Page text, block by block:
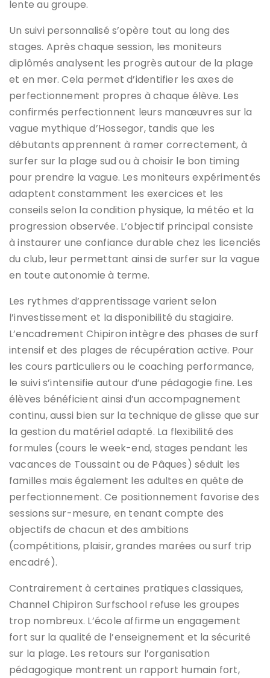
lente au groupe.
Un suivi personnalisé s’opère tout au long des
stages. Après chaque session, les moniteurs
diplômés analysent les progrès autour de la plage
et en mer. Cela permet d’identifier les axes de
perfectionnement propres à chaque élève. Les
confirmés perfectionnent leurs manœuvres sur la
vague mythique d’Hossegor, tandis que les
débutants apprennent à ramer correctement, à
surfer sur la plage sud ou à choisir le bon timing
pour prendre la vague. Les moniteurs expérimentés
adaptent constamment les exercices et les
conseils selon la condition physique, la météo et la
progression observée. L’objectif principal consiste
à instaurer une confiance durable chez les licenciés
du club, leur permettant ainsi de surfer sur la vague
en toute autonomie à terme.
Les rythmes d’apprentissage varient selon
l’investissement et la disponibilité du stagiaire.
L’encadrement Chipiron intègre des phases de surf
intensif et des plages de récupération active. Pour
les cours particuliers ou le coaching performance,
le suivi s’intensifie autour d’une pédagogie fine. Les
élèves bénéficient ainsi d’un accompagnement
continu, aussi bien sur la technique de glisse que sur
la gestion du matériel adapté. La flexibilité des
formules (cours le week-end, stages pendant les
vacances de Toussaint ou de Pâques) séduit les
familles mais également les adultes en quête de
perfectionnement. Ce positionnement favorise des
sessions sur-mesure, en tenant compte des
objectifs de chacun et des ambitions
(compétitions, plaisir, grandes marées ou surf trip
encadré).
Contrairement à certaines pratiques classiques,
Channel Chipiron Surfschool refuse les groupes
trop nombreux. L’école affirme un engagement
fort sur la qualité de l’enseignement et la sécurité
sur la plage. Les retours sur l’organisation
pédagogique montrent un rapport humain fort,